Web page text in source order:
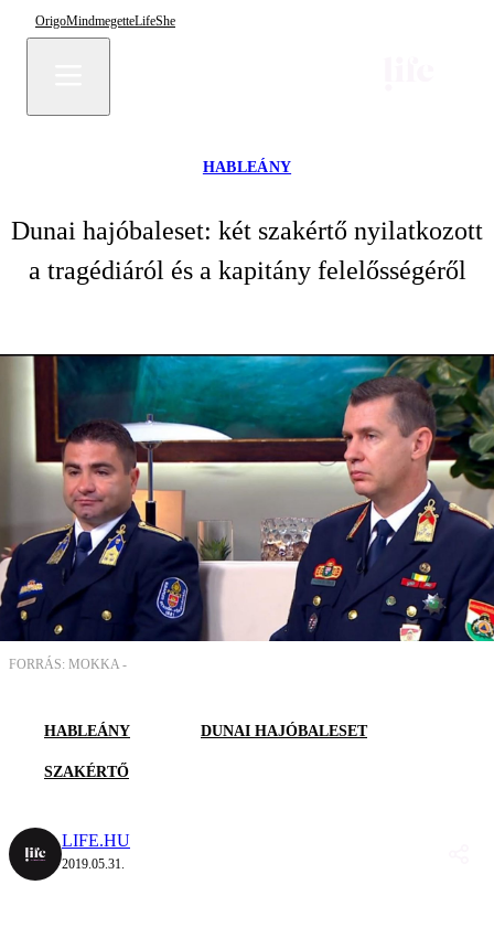
OrigoMindmegetteLifeShe
HABLEÁNY
Dunai hajóbaleset: két szakértő nyilatkozott
a tragédiáról és a kapitány felelősségéről
FORRÁS: MOKKA -
HABLEÁNY DUNAI HAJÓBALESET
SZAKÉRTŐ
LIFE.HU
2019.05.31.